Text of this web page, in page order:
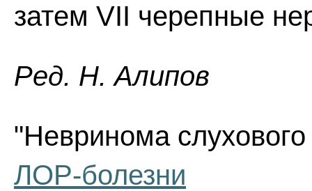
затем VII черепные
Ред. Н. Алипов
"Невринома
ЛОР-болезни